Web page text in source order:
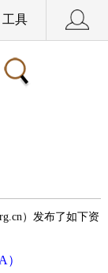
工具
）发布了如下资